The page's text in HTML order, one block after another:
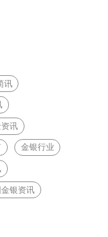
讯
讯
金银行业
银资讯